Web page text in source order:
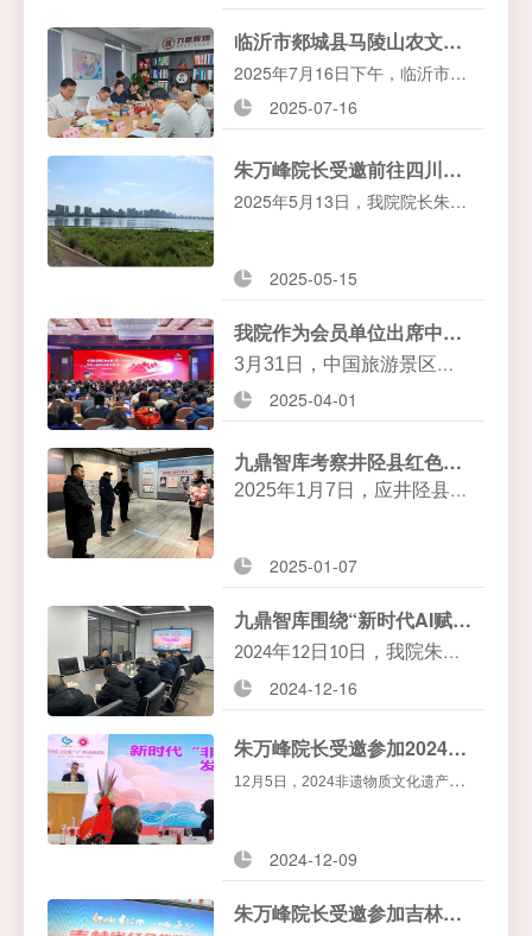
《万里长城》全感剧场全球首发
八达岭店开幕活动。
临沂市郯城县马陵山农文旅融合发展示范区项目（北京）座谈会在我院顺利召开
2025年7月16日下午，临沂市郯
城县马陵山农文旅融合发展示范
鼎辉煌会议室召开，就项目开发
与合作展开交流探讨。
2025-07-16
朱万峰院长受邀前往四川省遂宁市指导高质量户外运动目的地建设工作
2025年5月13日，我院院长朱万
题组前往遂宁市考察户外运动资
量户外运动目的地的建设工作给
与指导。
2025-05-15
我院作为会员单位出席中国旅游景区协会第三届一次会员代表大会暨第八届景区创新发展论坛
3月31日，中国旅游景区协
会第三届一次会员代表大会
在北京国际会议中心举行，
北京九鼎辉煌旅游规划设计
会的会员代表单位出席并参
2025-04-01
九鼎智库考察井陉县红色旅游和乡村振兴协同发展
2025年1月7日，应井陉县人
往井陉县，就红色旅游和乡
2025-01-07
九鼎智库围绕“新时代AI赋能”助力信阳鸡公山景区高质量发展
2024年12日 10日，我院朱万
峰院长受邀前往河南省信阳
讨如何在新时代背景下推动
景区的高质量发展。
2024-12-16
朱万峰院长受邀参加2024非物质文化遗产高峰论坛并发表主题演讲
12 月5日，2024非遗物质文化遗产
新展馆隆重举办，我院院长朱万峰受
发展探索”主题演讲。
2024-12-09
朱万峰院长受邀参加吉林省第二届红色旅游节并进行主题推介